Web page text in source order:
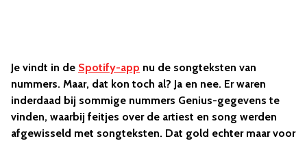
Je vindt in de Spotify-app nu de songteksten van
nummers. Maar, dat kon toch al? Ja en nee. Er waren
inderdaad bij sommige nummers Genius-gegevens te
vinden, waarbij feitjes over de artiest en song werden
afgewisseld met songteksten. Dat gold echter maar voor